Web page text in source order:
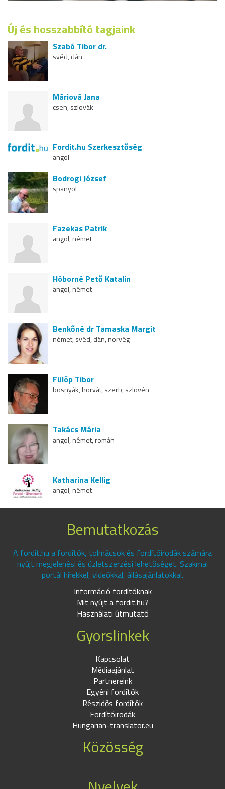
Új és hosszabbító tagjaink
Szabó Tibor dr.
svéd, dán
Máriová Jana
cseh, szlovák
Fordit.hu Szerkesztőség
angol
Bodrogi József
spanyol
Fazekas Patrik
angol, német
Hóborné Pető Katalin
angol, német
Benkőné dr Tamaska Margit
német, svéd, dán, norvég
Fülöp Tibor
bosnyák, horvát, szerb, szlovén
Takács Mária
angol, német, román
Katharina Kellig
angol, német
Bemutatkozás
A fordit.hu a fordítók, tolmácsok és fordítóirodák számára
nyújt megjelenési és üzletszerzési lehetőséget. Szakmai
portál hírekkel, videókkal, állásajánlatokkal.
Információ fordítóknak
Mit nyújt a fordit.hu?
Használati útmutató
Gyorslinkek
Kapcsolat
Médiaajánlat
Partnereink
Egyéni fordítók
Részidős fordítók
Fordítóirodák
Hungarian-translator.eu
Közösség